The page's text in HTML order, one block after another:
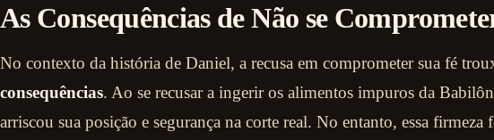
As Consequências de Não se
No contexto da história de Daniel, a recusa em comprometer sua fé
consequências. Ao se recusar a ingerir os alimentos impuros da
arriscou sua posição e segurança na corte real. No entanto, essa firmeza